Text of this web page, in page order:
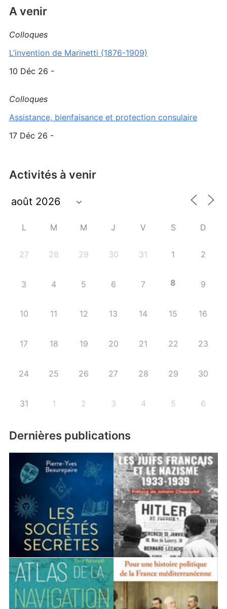
A venir
Colloques
L’invention de Marinetti (1876-1909)
10 Déc 26 -
Colloques
Assistance, bienfaisance et protection consulaire
17 Déc 26 -
Activités à venir
L M M J V S D
27 28 29 30 31 1 2
3 4 5 6 7 8 9
10 11 12 13 14 15 16
17 18 19 20 21 22 23
24 25 26 27 28 29 30
31 1 2 3 4 5 6
Dernières publications